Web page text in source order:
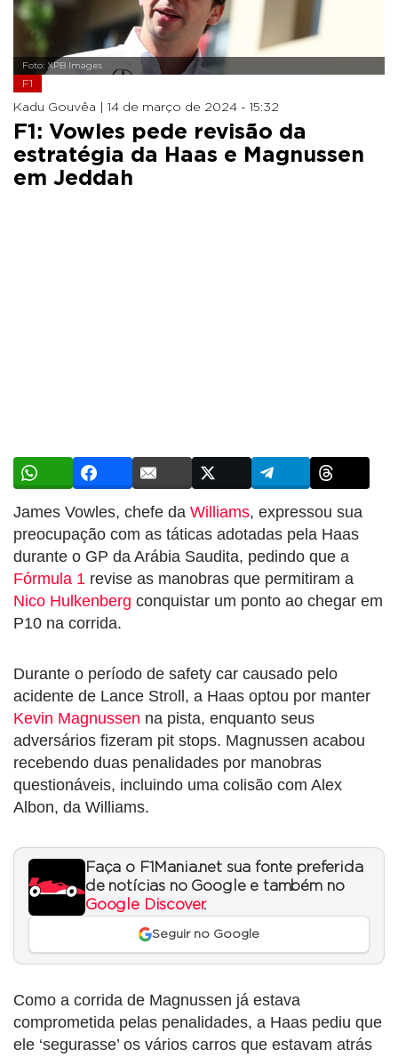
Foto: XPB Images
F1
Kadu Gouvêa | 14 de março de 2024 - 15:32
F1: Vowles pede revisão da
estratégia da Haas e Magnussen
em Jeddah
James Vowles, chefe da Williams, expressou sua
preocupação com as táticas adotadas pela Haas
durante o GP da Arábia Saudita, pedindo que a
Fórmula 1 revise as manobras que permitiram a
Nico Hulkenberg conquistar um ponto ao chegar em
P10 na corrida.
Durante o período de safety car causado pelo
acidente de Lance Stroll, a Haas optou por manter
Kevin Magnussen na pista, enquanto seus
adversários fizeram pit stops. Magnussen acabou
recebendo duas penalidades por manobras
questionáveis, incluindo uma colisão com Alex
Albon, da Williams.
Faça o F1Mania.net sua fonte preferida
de notícias no Google e também no
Google Discover.
Seguir no Google
Como a corrida de Magnussen já estava
comprometida pelas penalidades, a Haas pediu que
ele ‘segurasse’ os vários carros que estavam atrás